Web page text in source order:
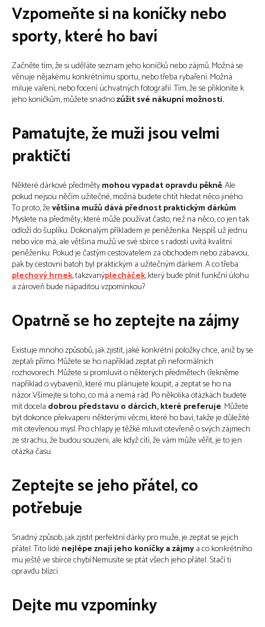
Vzpomeňte si na koníčky nebo
sporty, které ho baví
Začněte tím, že si uděláte seznam jeho koníčků nebo zájmů. Možná se
věnuje nějakému konkrétnímu sportu, nebo třeba rybaření. Možná
miluje vaření, nebo focení úchvatných fotografií .Tím, že se přikloníte k
jeho koníčkům, můžete snadnozúžit své nákupní možnosti.
Pamatujte, že muži jsou velmi
praktičtí
Některé dárkové předmětymohou vypadat opravdu pěkně. Ale
pokud nejsou něčím užitečné, možná budete chtít hledat něco jiného.
To proto, ževětšina mužů dává přednost praktickým dárkům.
Myslete na předměty, které může používat často, než na něco, co jen tak
odloží do šuplíku. Dokonalým příkladem je peněženka. Nejspíš už jednu
nebo více má, ale většina mužů ve své sbírce s radostí uvítá kvalitní
peněženku. Pokud je častým cestovatelem za obchodem nebo zábavou,
pak by cestovní batoh byl praktickým a užitečným dárkem. A co třeba
plechový hrnek, takzvanýplecháček, který bude plnit funkční úlohu
a zároveň bude nápaditou vzpomínkou?
Opatrně se ho zeptejte na zájmy
Existuje mnoho způsobů, jak zjistit, jaké konkrétní položky chce, aniž by se
zeptali přímo. Můžete se ho například zeptat při neformálních
rozhovorech. Můžete si promluvit o některých předmětech (řekněme
například o vybavení), které mu plánujete koupit, a zeptat se ho na
názor.Všímejte si toho, co má a nemá rád. Po několika otázkách budete
mít docela dobrou představu o dárcích, které preferuje. Můžete
být dokonce překvapeni některými věcmi, které ho baví, takže je důležité
mít otevřenou mysl. Pro chlapy je těžké mluvit otevřeně o svých zájmech
ze strachu, že budou souzeni, ale když cítí, že vám může věřit, je to jen
otázka času.
Zeptejte se jeho přátel, co
potřebuje
Snadný způsob, jak zjistit perfektní dárky pro muže, je zeptat se jejich
přátel. Tito lidé nejlépe znají jeho koníčky a zájmya co konkrétního
mu ještě ve sbírce chybí.Nemusíte se ptát všech jeho přátel. Stačí ti
opravdu blízcí.
Dejte mu vzpomínky